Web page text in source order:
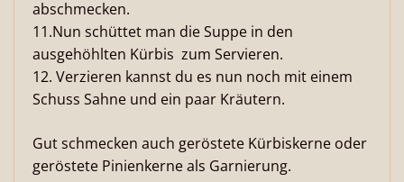
abschmecken.
11.Nun schüttet man die Suppe in den
ausgehöhlten Kürbis zum Servieren.
12. Verzieren kannst du es nun noch mit einem
Schuss Sahne und ein paar Kräutern.
Gut schmecken auch geröstete Kürbiskerne oder
geröstete Pinienkerne als Garnierung.